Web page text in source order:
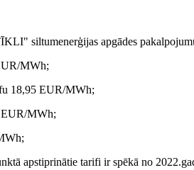
siltumenerģijas apgādes
MWh;
18,95 EUR/MWh;
EUR/MWh;
apstiprinātie tarifi ir spēkā no